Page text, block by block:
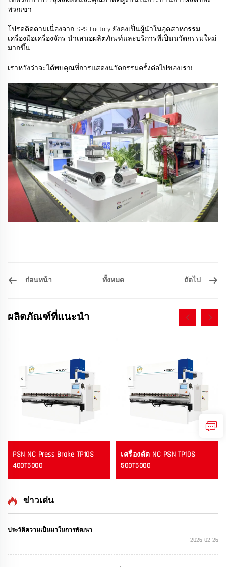
พวกเขา
โปรดติดตามเนื่องจาก SPS Factory ยังคงเป็นผู้นำในอุตสาหกรรม
เครื่องมือเครื่องจักร นำเสนอผลิตภัณฑ์และบริการที่เป็นนวัตกรรมใหม่
มากขึ้น
เราหวังว่าจะได้พบคุณที่การแสดงนวัตกรรมครั้งต่อไปของเรา!
ก่อนหน้า ทั้งหมด ถัดไป
ผลิตภัณฑ์ที่แนะนำ
PSN NC Press Brake TP10S
400T5000
เครื่องดัด NC PSN TP10S
500T5000
ข่าวเด่น
ประวัติความเป็นมาในการพัฒนา
2026-02-26